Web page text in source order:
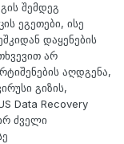
შემდეგ
ეგეთები, ისე
დაყენების
არ
აღდგენა,
გიზის,
Data Recovery
ძველი